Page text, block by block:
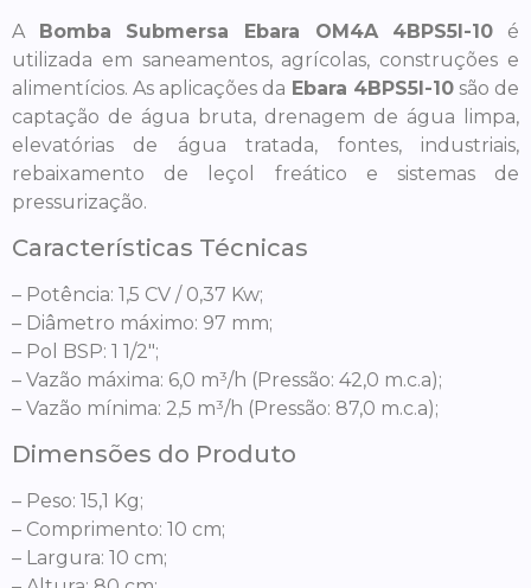
A Bomba Submersa Ebara OM4A 4BPS5I-10 é
utilizada em saneamentos, agrícolas, construções e
alimentícios. As aplicações da Ebara 4BPS5I-10são de
captação de água bruta, drenagem de água limpa,
elevatórias de água tratada, fontes, industriais,
rebaixamento de leçol freático e sistemas de
pressurização.
Características Técnicas
– Potência: 1,5 CV / 0,37 Kw;
– Diâmetro máximo: 97 mm;
– Pol BSP: 1 1/2″;
– Vazão máxima: 6,0 m³/h (Pressão: 42,0 m.c.a);
– Vazão mínima: 2,5 m³/h (Pressão: 87,0 m.c.a);
Dimensões do Produto
– Peso: 15,1 Kg;
– Comprimento: 10 cm;
– Largura: 10 cm;